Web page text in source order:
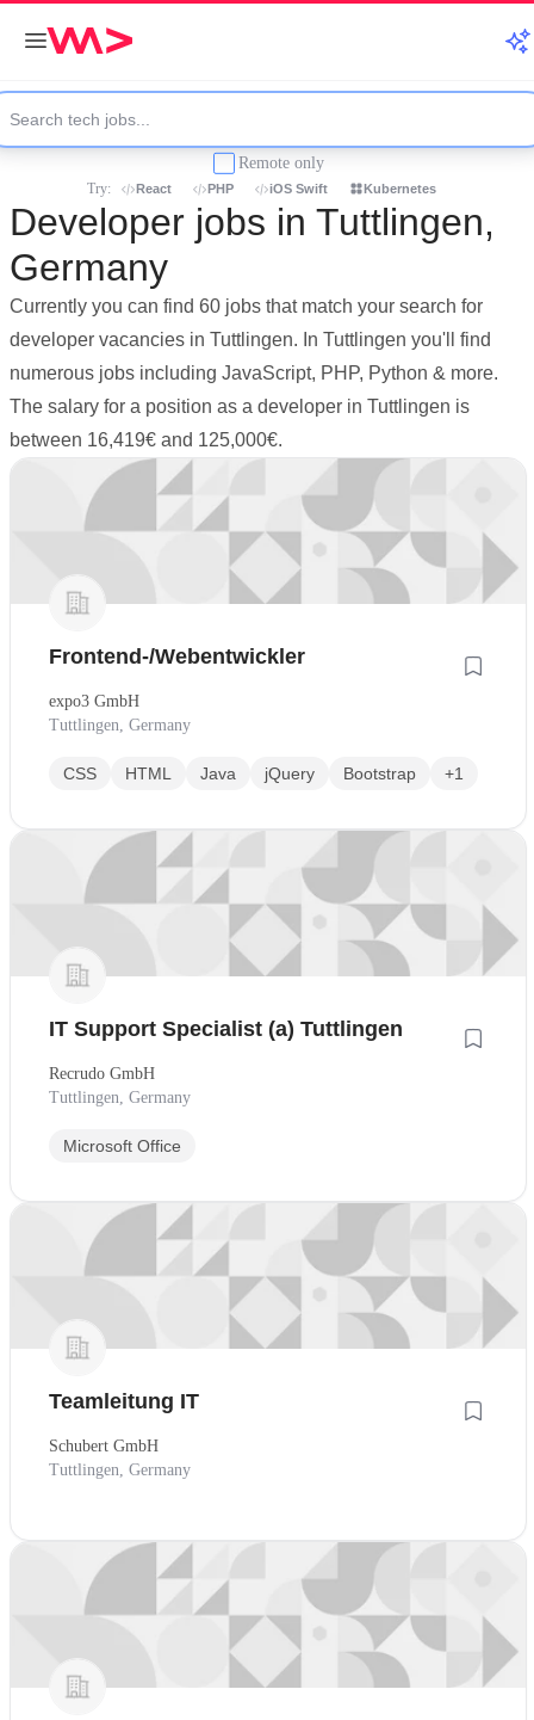
Remote only
Try: React PHP iOS Swift Kubernetes
Developer jobs in Tuttlingen,
Germany
Currently you can find 60 jobs that match your search for
developer vacancies in Tuttlingen. In Tuttlingen you'll find
numerous jobs including JavaScript, PHP, Python & more.
The salary for a position as a developer in Tuttlingen is
between 16,419€ and 125,000€.
Frontend-/Webentwickler
expo3 GmbH
Tuttlingen, Germany
CSS HTML Java jQuery Bootstrap +1
IT Support Specialist (a) Tuttlingen
Recrudo GmbH
Tuttlingen, Germany
Microsoft Office
Teamleitung IT
Schubert GmbH
Tuttlingen, Germany